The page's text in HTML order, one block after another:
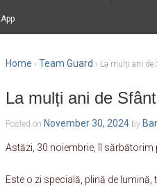
App
Home › Team Guard › La mulți ani de
La mulți ani de
Posted on November 30, 2024 by
Astăzi, 30 noiembrie, îl
Este o zi specială, plină de lumină,